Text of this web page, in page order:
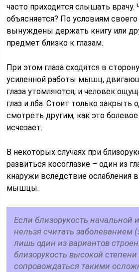
часто приходится слышать врачу.
объясняется? По условиям
вынуждены держать книгу или
предмет близко к глазам.
При этом глаза сходятся в
усиленной работы мышц,
глаза утомляются, и человек
глаз и лба. Стоит только закрыть
смотреть другим, как это
исчезает.
В некоторых случаях при
развиться косоглазие – один из
кнаружи вследствие ослабления
мышцы.
Если близорукость начальной
нельзя считать заболеванием
лишь один из вариантов
близорукость высокой
сопровождаться такими